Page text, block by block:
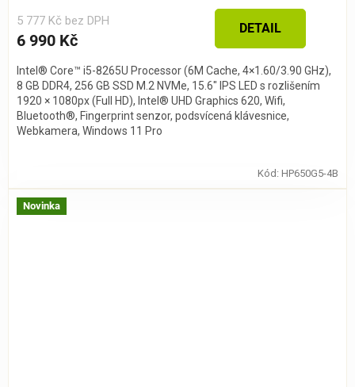
5 777 Kč bez DPH
6 990 Kč
DETAIL
Intel® Core™ i5-8265U Processor (6M Cache, 4×1.60/3.90 GHz),
8 GB DDR4, 256 GB SSD M.2 NVMe, 15.6″ IPS LED s rozlišením
1920 × 1080px (Full HD), Intel® UHD Graphics 620, Wifi,
Bluetooth®, Fingerprint senzor, podsvícená klávesnice,
Webkamera, Windows 11 Pro
Kód: HP650G5-4B
Novinka